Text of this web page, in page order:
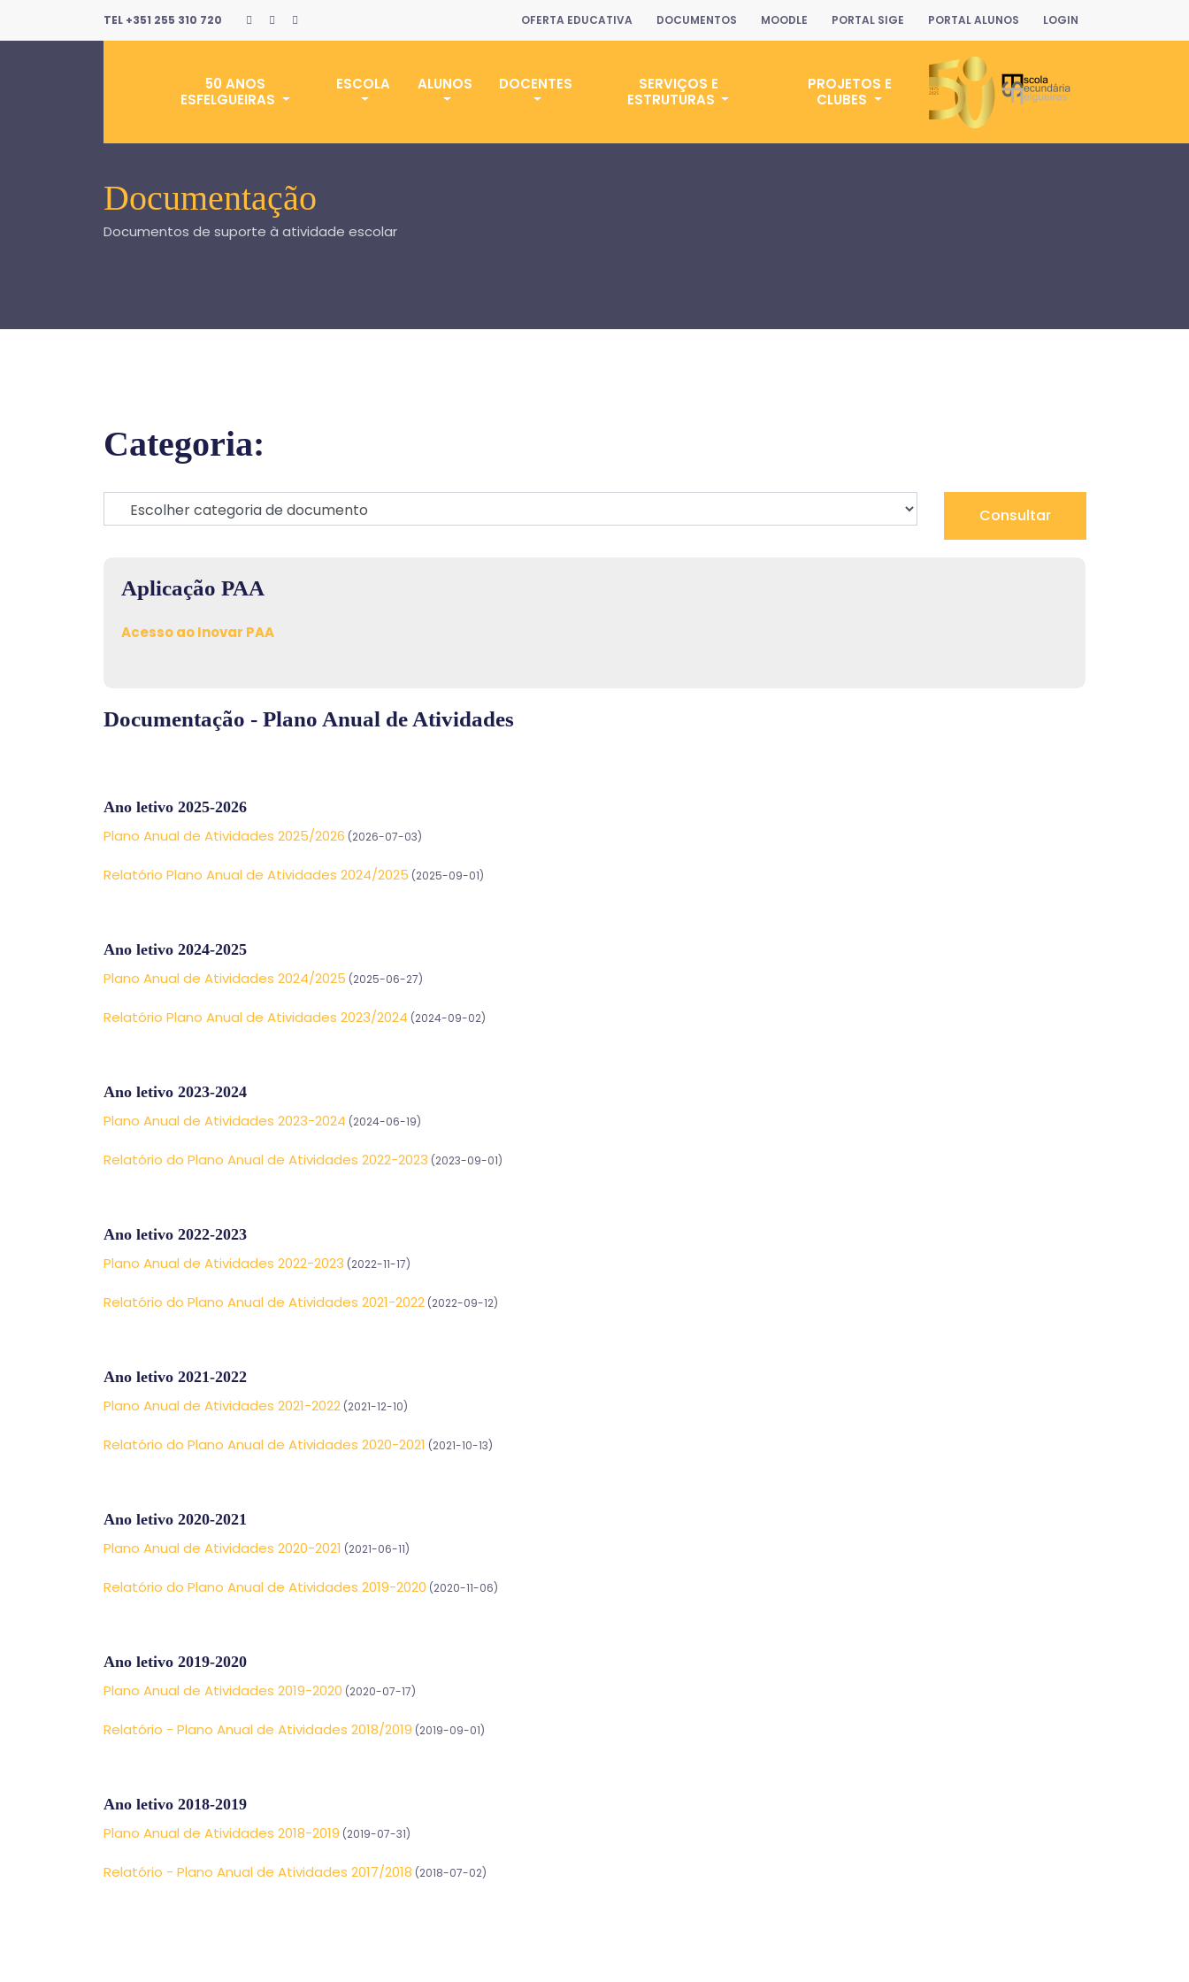
TEL +351 255 310 720 OFERTA EDUCATIVA DOCUMENTOS MOODLE PORTAL SIGE PORTAL ALUNOS LOGIN
50 ANOS
ESFELGUEIRAS
ESCOLA ALUNOS DOCENTES
SERVIÇOS E
ESTRUTURAS
PROJETOS E
CLUBES
Documentação
Documentos de suporte à atividade escolar
Categoria:
Consultar
Aplicação PAA
Acesso ao Inovar PAA
Documentação - Plano Anual de Atividades
Ano letivo 2025-2026
Plano Anual de Atividades 2025/2026 (2026-07-03)
Relatório Plano Anual de Atividades 2024/2025 (2025-09-01)
Ano letivo 2024-2025
Plano Anual de Atividades 2024/2025 (2025-06-27)
Relatório Plano Anual de Atividades 2023/2024 (2024-09-02)
Ano letivo 2023-2024
Plano Anual de Atividades 2023-2024 (2024-06-19)
Relatório do Plano Anual de Atividades 2022-2023 (2023-09-01)
Ano letivo 2022-2023
Plano Anual de Atividades 2022-2023 (2022-11-17)
Relatório do Plano Anual de Atividades 2021-2022 (2022-09-12)
Ano letivo 2021-2022
Plano Anual de Atividades 2021-2022 (2021-12-10)
Relatório do Plano Anual de Atividades 2020-2021 (2021-10-13)
Ano letivo 2020-2021
Plano Anual de Atividades 2020-2021 (2021-06-11)
Relatório do Plano Anual de Atividades 2019-2020 (2020-11-06)
Ano letivo 2019-2020
Plano Anual de Atividades 2019-2020 (2020-07-17)
Relatório - Plano Anual de Atividades 2018/2019 (2019-09-01)
Ano letivo 2018-2019
Plano Anual de Atividades 2018-2019 (2019-07-31)
Relatório - Plano Anual de Atividades 2017/2018 (2018-07-02)